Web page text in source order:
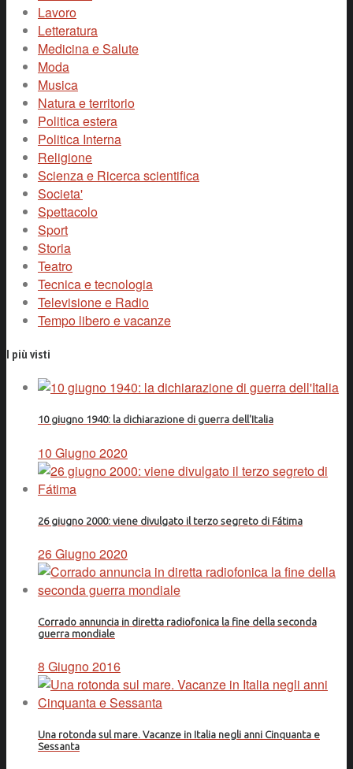
Lavoro
Letteratura
Medicina e Salute
Moda
Musica
Natura e territorio
Politica estera
Politica Interna
Religione
Scienza e Ricerca scientifica
Societa'
Spettacolo
Sport
Storia
Teatro
Tecnica e tecnologia
Televisione e Radio
Tempo libero e vacanze
I più visti
10 giugno 1940: la dichiarazione di guerra dell'Italia
10 Giugno 2020
26 giugno 2000: viene divulgato il terzo segreto di Fátima
26 Giugno 2020
Corrado annuncia in diretta radiofonica la fine della seconda
guerra mondiale
8 Giugno 2016
Una rotonda sul mare. Vacanze in Italia negli anni Cinquanta e
Sessanta